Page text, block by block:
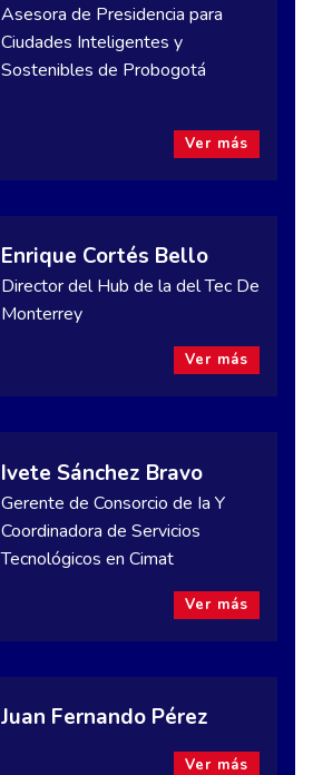
Asesora de Presidencia para
Ciudades Inteligentes y
Sostenibles de Probogotá
Ver más
Enrique Cortés Bello
Director del Hub de la del Tec De
Monterrey
Ver más
Ivete Sánchez Bravo
Gerente de Consorcio de Ia Y
Coordinadora de Servicios
Tecnológicos en Cimat
Ver más
Juan Fernando Pérez
Ver más